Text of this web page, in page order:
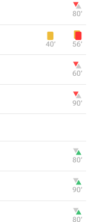
80‎’‎
40‎’‎ 56‎’‎
60‎’‎
90‎’‎
80‎’‎
90‎’‎
80‎’‎